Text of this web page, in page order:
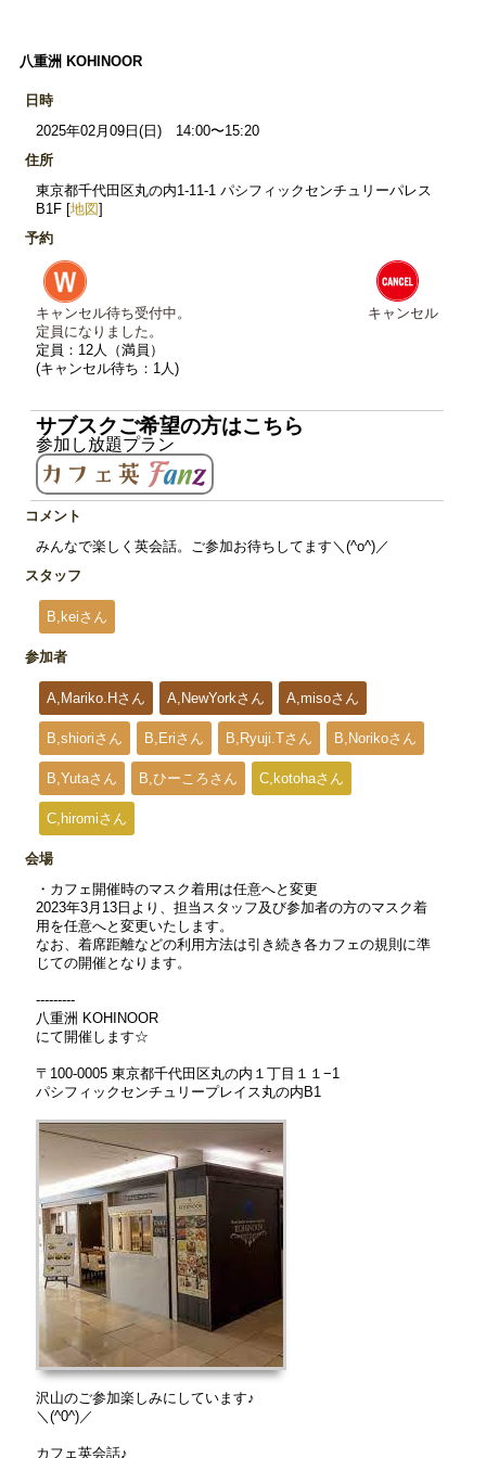
八重洲 KOHINOOR
日時
2025年02月09日(日) 14:00〜15:20
住所
東京都千代田区丸の内1-11-1 パシフィックセンチュリーパレス
B1F [地図]
予約
キャンセル待ち受付中。
定員になりました。
定員：12人（満員）
(キャンセル待ち：1人)
キャンセル
サブスクご希望の方はこちら
参加し放題プラン
コメント
みんなで楽しく英会話。ご参加お待ちしてます＼(^o^)／
スタッフ
B,keiさん
参加者
A,Mariko.Hさん A,NewYorkさん A,misoさん
B,shioriさん B,Eriさん B,Ryuji.Tさん B,Norikoさん
B,Yutaさん B,ひーころさん C,kotohaさん
C,hiromiさん
会場
・カフェ開催時のマスク着用は任意へと変更
2023年3月13日より、担当スタッフ及び参加者の方のマスク着
用を任意へと変更いたします。
なお、着席距離などの利用方法は引き続き各カフェの規則に準
じての開催となります。
---------
八重洲 KOHINOOR
にて開催します☆
〒100-0005 東京都千代田区丸の内１丁目１１−1
パシフィックセンチュリープレイス丸の内B1
沢山のご参加楽しみにしています♪
＼(^0^)／
カフェ英会話♪